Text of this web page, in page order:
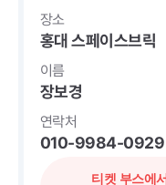
장소
홍대 스페이스브릭
이름
장보경
연락처
010-9984-0929
티켓 부스에